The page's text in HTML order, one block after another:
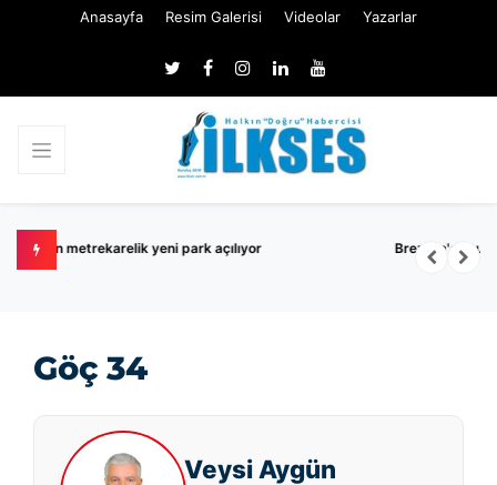
Anasayfa Resim Galerisi Videolar Yazarlar
Brezilya'da turist helikopteri düştü: 4 ölü
Göç 34
Veysi Aygün